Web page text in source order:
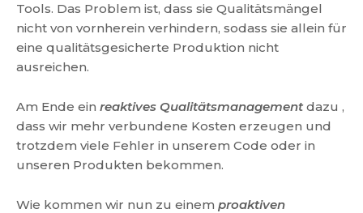
Tools. Das Problem ist, dass sie Qualitätsmängel
nicht von vornherein verhindern, sodass sie allein für
eine qualitätsgesicherte Produktion nicht
ausreichen.
Am Ende ein reaktives Qualitätsmanagementdazu ,
dass wir mehr verbundene Kosten erzeugen und
trotzdem viele Fehler in unserem Code oder in
unseren Produkten bekommen.
Wie kommen wir nun zu einem proaktiven